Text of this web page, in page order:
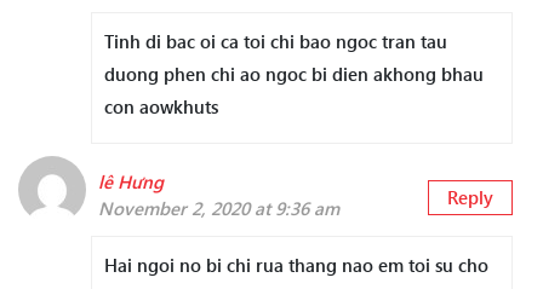
Tinh di bac oi ca toi chi bao ngoc tran tau
duong phen chi ao ngoc bi dien akhong bhau
con aowkhuts
lê Hưng
November 2, 2020 at 9:36 am
Reply
Hai ngoi no bi chi rua thang nao em toi su cho